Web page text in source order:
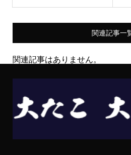
関連記事一
関連記事はありません。